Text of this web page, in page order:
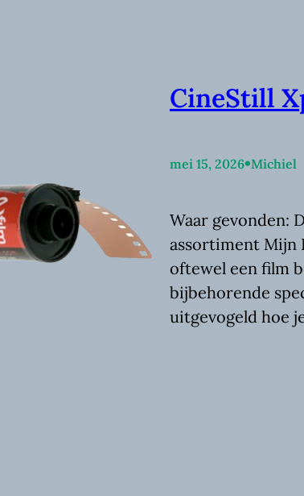
CineStill
mei 15, 2026•Michiel
Waar gevonden:
assortiment Mijn
oftewel een film
bijbehorende
uitgevogeld hoe